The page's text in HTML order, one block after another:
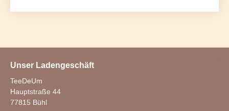
Unser Ladengeschäft
TeeDeUm
Hauptstraße 44
77815 Bühl